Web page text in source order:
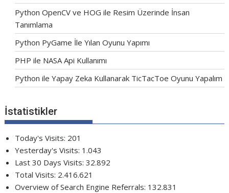
Python OpenCV ve HOG ile Resim Üzerinde İnsan
Tanımlama
Python PyGame İle Yılan Oyunu Yapımı
PHP ile NASA Api Kullanımı
Python ile Yapay Zeka Kullanarak TicTacToe Oyunu Yapalım
İstatistikler
Today's Visits: 201
Yesterday's Visits: 1.043
Last 30 Days Visits:32.892
Total Visits: 2.416.621
Overview of Search Engine Referrals: 132.831